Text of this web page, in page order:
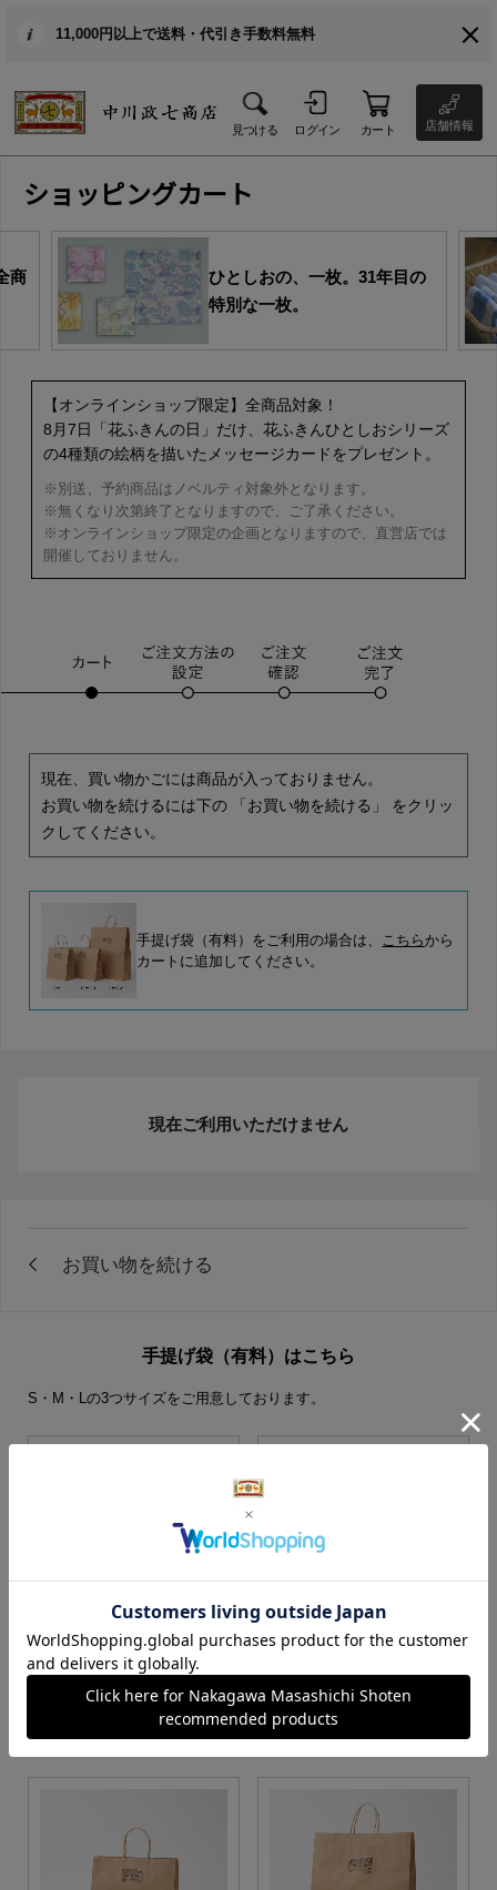
11,000円以上で送料・代引き手数料無料
見つける ログイン カート 店舗情報
ショッピングカート
商
ひとしおの、一枚。31年目の
特別な一枚。
【オンラインショップ限定】全商品対象！
8月7日「花ふきんの日」だけ、花ふきんひとしおシリーズ
の4種類の絵柄を描いたメッセージカードをプレゼント。
※別送、予約商品はノベルティ対象外となります。
※無くなり次第終了となりますので、ご了承ください。
※オンラインショップ限定の企画となりますので、直営店では
開催しておりません。
現在、買い物かごには商品が入っておりません。
お買い物を続けるには下の 「お買い物を続ける」 をクリッ
クしてください。
手提げ袋（有料）をご利用の場合は、 こちらから
カートに追加してください。
現在ご利用いただけません
手提げ袋（有料）はこちら
S・M・Lの3つサイズをご用意しております。
S・M・Lサイズより当店に
お任せ
カートに入れる カートに入れる